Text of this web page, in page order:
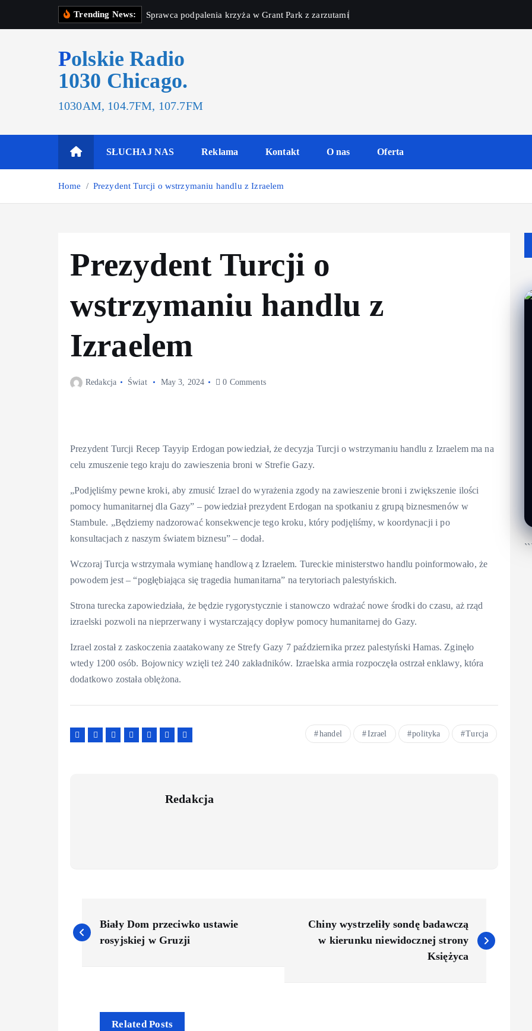
Trending News: Sprawca podpalenia krzyża w Grant Park z zarzutami
Polskie Radio
1030 Chicago.
1030AM, 104.7FM, 107.7FM
SŁUCHAJ NAS Reklama Kontakt O nas Oferta
Home Prezydent Turcji o wstrzymaniu handlu z Izraelem
Prezydent Turcji o
wstrzymaniu handlu z
Izraelem
Redakcja Świat May 3, 2024 0 Comments
Prezydent Turcji Recep Tayyip Erdogan powiedział, że decyzja Turcji o wstrzymaniu handlu z Izraelem ma na
celu zmuszenie tego kraju do zawieszenia broni w Strefie Gazy.
„Podjęliśmy pewne kroki, aby zmusić Izrael do wyrażenia zgody na zawieszenie broni i zwiększenie ilości
pomocy humanitarnej dla Gazy” – powiedział prezydent Erdogan na spotkaniu z grupą biznesmenów w
Stambule. „Będziemy nadzorować konsekwencje tego kroku, który podjęliśmy, w koordynacji i po
konsultacjach z naszym światem biznesu” – dodał.
Wczoraj Turcja wstrzymała wymianę handlową z Izraelem. Tureckie ministerstwo handlu poinformowało, że
powodem jest – “pogłębiająca się tragedia humanitarna” na terytoriach palestyńskich.
Strona turecka zapowiedziała, że będzie rygorystycznie i stanowczo wdrażać nowe środki do czasu, aż rząd
izraelski pozwoli na nieprzerwany i wystarczający dopływ pomocy humanitarnej do Gazy.
Izrael został z zaskoczenia zaatakowany ze Strefy Gazy 7 października przez palestyński Hamas. Zginęło
wtedy 1200 osób. Bojownicy wzięli też 240 zakładników. Izraelska armia rozpoczęła ostrzał enklawy, która
dodatkowo została oblężona.
handel Izrael polityka Turcja
Redakcja
Biały Dom przeciwko ustawie
rosyjskiej w Gruzji
Chiny wystrzeliły sondę badawczą
w kierunku niewidocznej strony
Księżyca
Related Posts